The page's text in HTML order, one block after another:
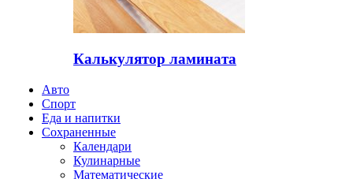
Калькулятор ламината
Авто
Спорт
Еда и напитки
Сохраненные
Календари
Кулинарные
Математические